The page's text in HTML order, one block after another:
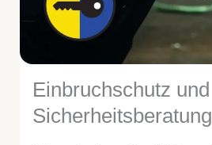
Einbruchschutz und
Sicherheitsberatung